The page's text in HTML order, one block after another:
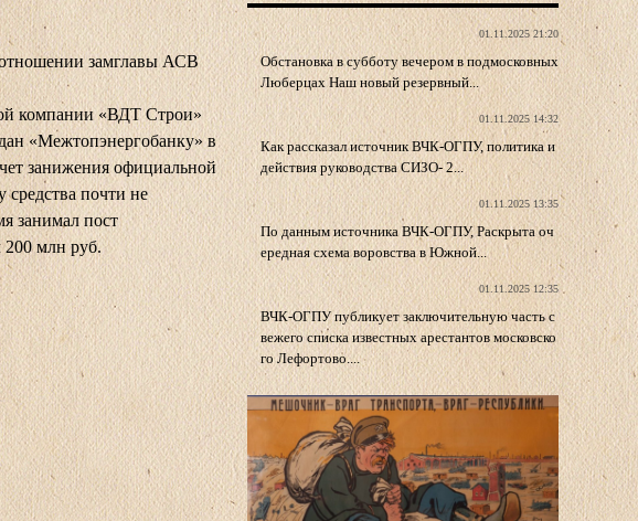
замглавы АСВ
компании «ВДТ Строи‌»
«Межтопэнергобанку» в
занижения официальной
почти не
занимал пост
200 млн руб.
01.11.2025 21:20
Обстановка в субботу вечером в подмосковных
Люберцах Наш новый резервный...
01.11.2025 14:32
Как рассказал источник ВЧК-ОГПУ, политика и
действия руководства СИЗО- 2...
01.11.2025 13:35
По данным источника ВЧК-ОГПУ, Раскрыта оч
ередная схема воровства в Южной...
01.11.2025 12:35
ВЧК-ОГПУ публикует заключительную часть с
вежего списка известных арестантов московско
го Лефортово....